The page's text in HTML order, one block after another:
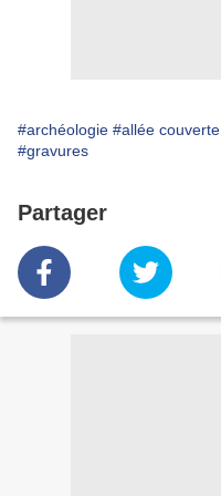
#archéologie #allée couverte
#gravures
Partager